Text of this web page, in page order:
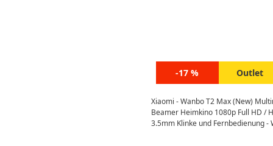
-17 % Outlet
Xiaomi - Wanbo T2 Max (New)
Beamer Heimkino 1080p Full HD /
3.5mm Klinke und Fernbedienung -